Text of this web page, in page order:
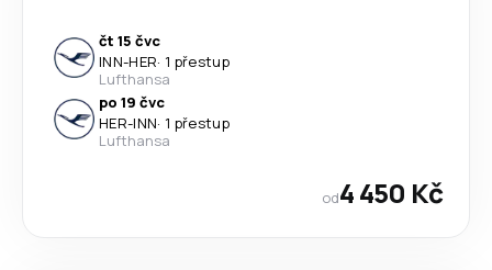
čt 15 čvc
INN-HER· 1 přestup
Lufthansa
po 19 čvc
HER-INN· 1 přestup
Lufthansa
od4 450 Kč